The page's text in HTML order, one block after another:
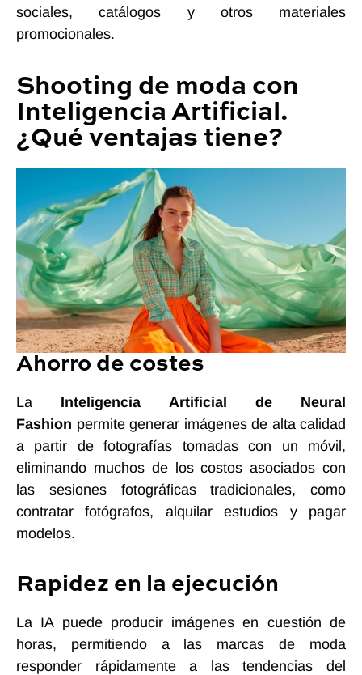
sociales, catálogos y otros materiales
promocionales.
Shooting de moda con
Inteligencia Artificial.
¿Qué ventajas tiene?
Ahorro de costes
La Inteligencia Artificial de Neural
Fashion permite generar imágenes de alta calidad
a partir de fotografías tomadas con un móvil,
eliminando muchos de los costos asociados con
las sesiones fotográficas tradicionales, como
contratar fotógrafos, alquilar estudios y pagar
modelos.
Rapidez en la ejecución
La IA puede producir imágenes en cuestión de
horas, permitiendo a las marcas de moda
responder rápidamente a las tendencias del